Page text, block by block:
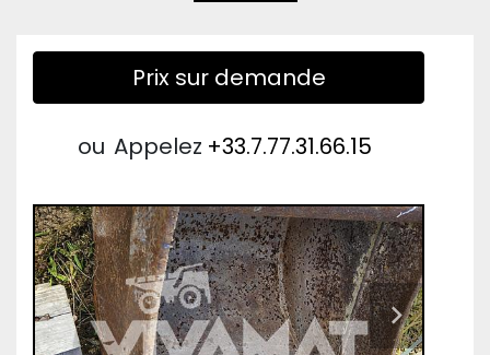
Prix sur demande
ou Appelez +33.7.77.31.66.15